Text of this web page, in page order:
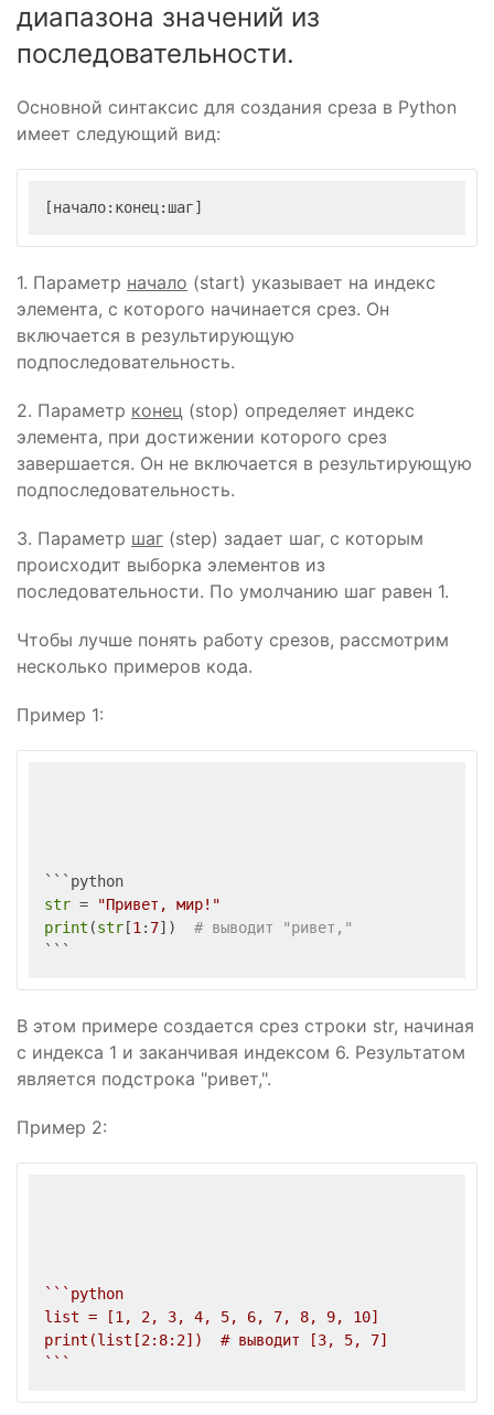
диапазона значений из
последовательности.
Основной синтаксис для создания среза в Python
имеет следующий вид:
[начало:конец:шаг]
1. Параметр начало (start) указывает на индекс
элемента, с которого начинается срез. Он
включается в результирующую
подпоследовательность.
2. Параметр конец (stop) определяет индекс
элемента, при достижении которого срез
завершается. Он не включается в результирующую
подпоследовательность.
3. Параметр шаг (step) задает шаг, с которым
происходит выборка элементов из
последовательности. По умолчанию шаг равен 1.
Чтобы лучше понять работу срезов, рассмотрим
несколько примеров кода.
Пример 1:
str =
"Привет, мир!"
print (str [1 : 7]) # выводит "ривет,"
В этом примере создается срез строки str, начиная
с индекса 1 и заканчивая индексом 6. Результатом
является подстрока "ривет,".
Пример 2:
`` `python
list = [1, 2, 3, 4, 5, 6, 7, 8, 9, 10]
print(list[2:8:2])  # выводит [3, 5, 7]
` ``